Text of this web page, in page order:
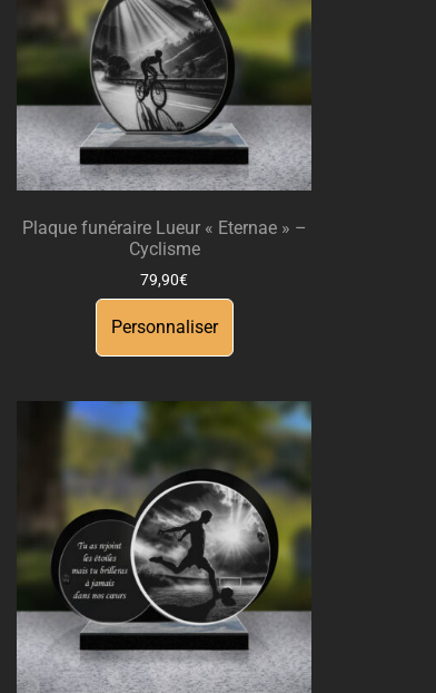
Plaque funéraire Lueur « Eternae » –
Cyclisme
79,90€
Personnaliser